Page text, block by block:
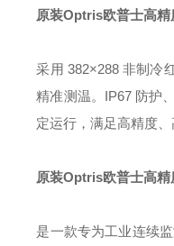
原装Optris欧普士高
采用 382×288 非制冷
精准测温。IP67 防护
定运行，满足高精度、
原装Optris欧普士高
是一款专为工业连续